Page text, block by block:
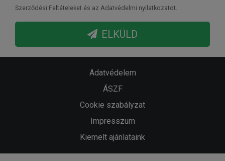
Szerződési Feltételeket és az Adatvédelmi nyilatkozatot.
ELKÜLD
Adatvédelem
ÁSZF
Cookie szabályzat
Impresszum
Kiemelt ajánlataink